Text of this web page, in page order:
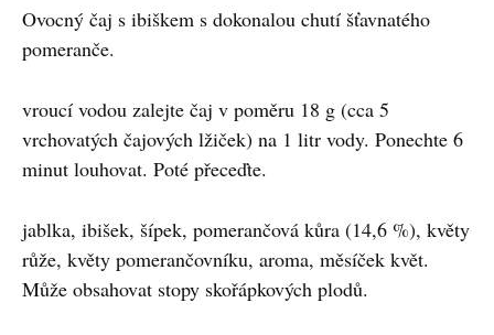
Ovocný čaj s ibiškem s dokonalou chutí šťavnatého
pomeranče.
vroucí vodou zalejte čaj v poměru 18 g (cca 5
vrchovatých čajových lžiček) na 1 litr vody. Ponechte 6
minut louhovat. Poté přeceďte.
jablka, ibišek, šípek, pomerančová kůra (14,6 %), květy
růže, květy pomerančovníku, aroma, měsíček květ.
Může obsahovat stopy skořápkových plodů.